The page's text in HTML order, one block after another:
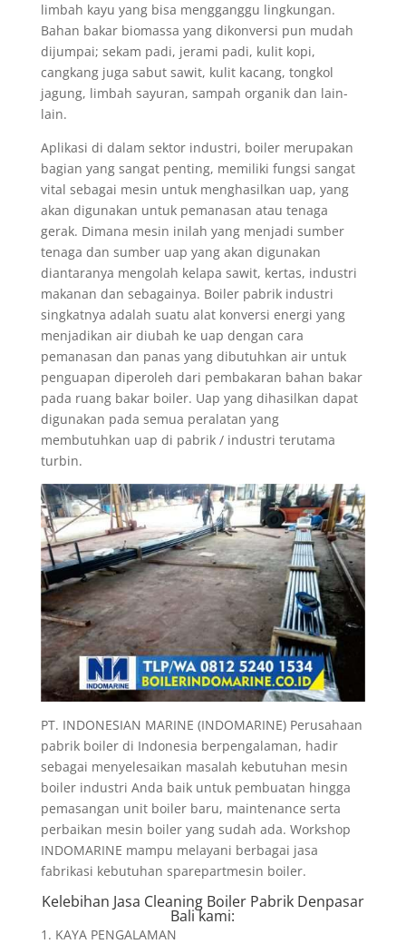
limbah kayu yang bisa mengganggu lingkungan.
Bahan bakar biomassa yang dikonversi pun mudah
dijumpai; sekam padi, jerami padi, kulit kopi,
cangkang juga sabut sawit, kulit kacang, tongkol
jagung, limbah sayuran, sampah organik dan lain-
lain.
Aplikasi di dalam sektor industri, boiler merupakan
bagian yang sangat penting, memiliki fungsi sangat
vital sebagai mesin untuk menghasilkan uap, yang
akan digunakan untuk pemanasan atau tenaga
gerak. Dimana mesin inilah yang menjadi sumber
tenaga dan sumber uap yang akan digunakan
diantaranya mengolah kelapa sawit, kertas, industri
makanan dan sebagainya. Boiler pabrik industri
singkatnya adalah suatu alat konversi energi yang
menjadikan air diubah ke uap dengan cara
pemanasan dan panas yang dibutuhkan air untuk
penguapan diperoleh dari pembakaran bahan bakar
pada ruang bakar boiler. Uap yang dihasilkan dapat
digunakan pada semua peralatan yang
membutuhkan uap di pabrik / industri terutama
turbin.
PT. INDONESIAN MARINE (INDOMARINE) Perusahaan
pabrik boiler di Indonesia berpengalaman, hadir
sebagai menyelesaikan masalah kebutuhan mesin
boiler industri Anda baik untuk pembuatan hingga
pemasangan unit boiler baru, maintenance serta
perbaikan mesin boiler yang sudah ada. Workshop
INDOMARINE mampu melayani berbagai jasa
fabrikasi kebutuhan sparepartmesin boiler.
Kelebihan Jasa Cleaning Boiler Pabrik Denpasar
Balikami:
KAYA PENGALAMAN